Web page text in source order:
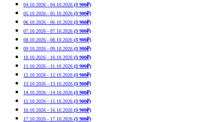
04.10.2026 - 04.10.2026 (3 900₽)
05.10.2026 - 05.10.2026 (3 900₽)
06.10.2026 - 06.10.2026 (3 900₽)
07.10.2026 - 07.10.2026 (3 900₽)
08.10.2026 - 08.10.2026 (3 900₽)
09.10.2026 - 09.10.2026 (3 900₽)
10.10.2026 - 10.10.2026 (3 900₽)
11.10.2026 - 11.10.2026 (3 900₽)
12.10.2026 - 12.10.2026 (3 900₽)
13.10.2026 - 13.10.2026 (3 900₽)
14.10.2026 - 14.10.2026 (3 900₽)
15.10.2026 - 15.10.2026 (3 900₽)
16.10.2026 - 16.10.2026 (3 900₽)
17.10.2026 - 17.10.2026 (3 900₽)